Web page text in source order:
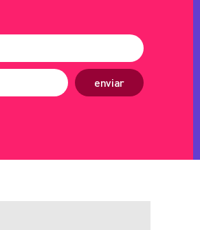
enviar